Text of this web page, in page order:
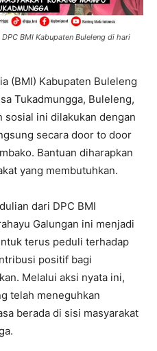
BMI Kabupaten Buleleng di hari
(BMI) Kabupaten Buleleng
Tukadmungga, Buleleng,
sosial ini dilakukan dengan
secara door to door
Bantuan diharapkan
yang membutuhkan.
dari DPC BMI
Galungan ini menjadi
terus peduli terhadap
positif bagi
Melalui aksi nyata ini,
telah meneguhkan
berada di sisi masyarakat